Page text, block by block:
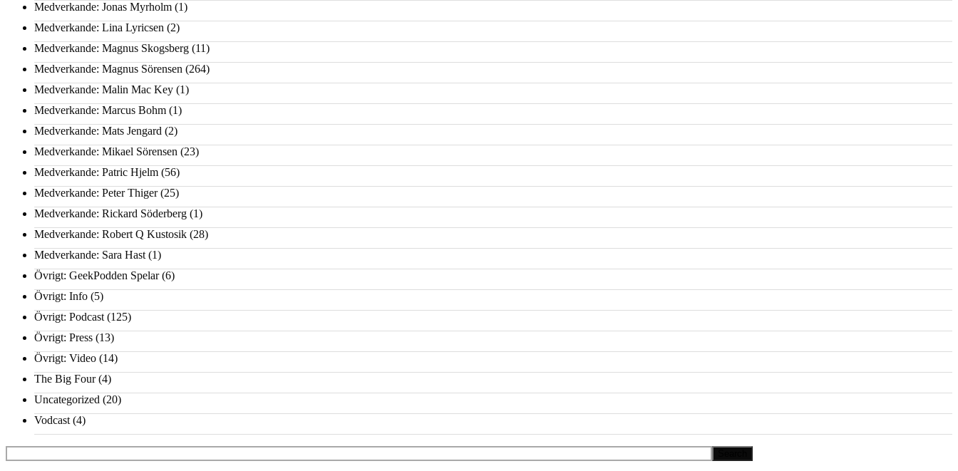
Medverkande: Jonas Myrholm (1)
Medverkande: Lina Lyricsen (2)
Medverkande: Magnus Skogsberg (11)
Medverkande: Magnus Sörensen (264)
Medverkande: Malin Mac Key (1)
Medverkande: Marcus Bohm (1)
Medverkande: Mats Jengard (2)
Medverkande: Mikael Sörensen (23)
Medverkande: Patric Hjelm (56)
Medverkande: Peter Thiger(25)
Medverkande: Rickard Söderberg (1)
Medverkande: Robert Q Kustosik (28)
Medverkande: Sara Hast (1)
Övrigt: GeekPodden Spelar(6)
Övrigt: Info (5)
Övrigt: Podcast (125)
Övrigt: Press (13)
Övrigt: Video (14)
The Big Four(4)
Uncategorized (20)
Vodcast (4)